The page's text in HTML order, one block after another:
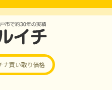
ナ買い取り価格